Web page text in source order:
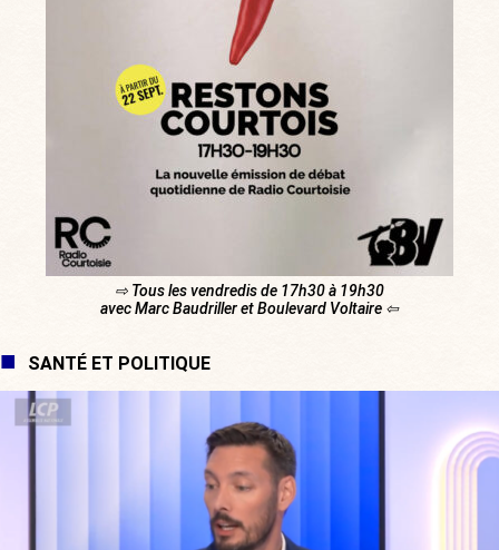
⇨ Tous les vendredis de 17h30 à 19h30
avec Marc Baudriller et Boulevard Voltaire ⇦
SANTÉ ET POLITIQUE